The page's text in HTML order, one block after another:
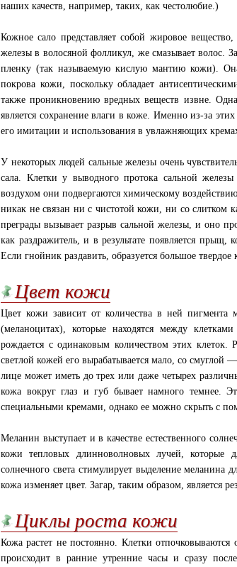
наших качеств, например, таких, как честолюбие.)
Кожное сало представляет собой жировое
железы в волосяной фолликул, же смазывает волос.
пленку (так называемую кислую мантию кожи).
покрова кожи, поскольку обладает
также проникновению вредных веществ извне.
является сохранение влаги в коже. Именно из-за
его имитации и использования в увлажняющих
У некоторых людей сальные железы очень
сала. Клетки у выводного протока сальной
воздухом они подвергаются химическому
никак не связан ни с чистотой кожи, ни со слитком
преграды вызывает разрыв сальной железы, и оно
как раздражитель, и в результате появляется
Если гнойник раздавить, образуется большое твердое
Цвет кожи
Цвет кожи зависит от количества в ней пигмента
(меланоцитах), которые находятся между
рождается с одинаковым количеством этих клеток.
светлой кожей его вырабатывается мало, со
лице может иметь до трех или даже четырех
кожа вокруг глаз и губ бывает намного темнее.
специальными кремами, однако ее можно скрыть с
Меланин выступает и в качестве естественного
кожи тепловых длинноволновых лучей, которые
солнечного света стимулирует выделение меланина
кожа изменяет цвет. Загар, таким образом, является
Циклы роста кожи
Кожа растет не постоянно. Клетки
происходит в ранние утренние часы и сразу